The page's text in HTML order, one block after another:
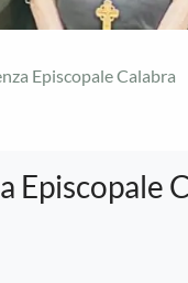
Episcopale Calabra
Episcopale